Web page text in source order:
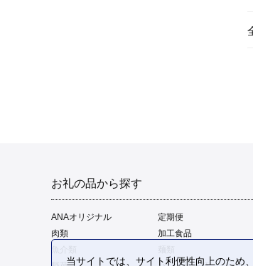
お礼の品から探す
ANAオリジナル 定期便
肉類
加工食品
当サイトでは、サイト利便性向上のため